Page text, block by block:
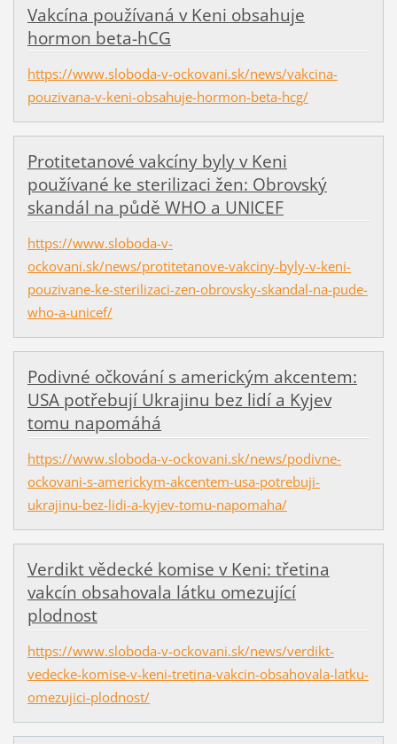
Vakcína používaná v Keni obsahuje
hormon beta-hCG
https://www.sloboda-v-ockovani.sk/news/vakcina-
pouzivana-v-keni-obsahuje-hormon-beta-hcg/
Protitetanové vakcíny byly v Keni
používané ke sterilizaci žen: Obrovský
skandál na půdě WHO a UNICEF
https://www.sloboda-v-
ockovani.sk/news/protitetanove-vakciny-byly-v-keni-
pouzivane-ke-sterilizaci-zen-obrovsky-skandal-na-pude-
who-a-unicef/
Podivné očkování s americkým akcentem:
USA potřebují Ukrajinu bez lidí a Kyjev
tomu napomáhá
https://www.sloboda-v-ockovani.sk/news/podivne-
ockovani-s-americkym-akcentem-usa-potrebuji-
ukrajinu-bez-lidi-a-kyjev-tomu-napomaha/
Verdikt vědecké komise v Keni: třetina
vakcín obsahovala látku omezující
plodnost
https://www.sloboda-v-ockovani.sk/news/verdikt-
vedecke-komise-v-keni-tretina-vakcin-obsahovala-latku-
omezujici-plodnost/